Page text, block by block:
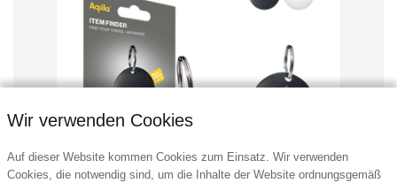
Wir verwenden Cookies
Auf dieser Website kommen Cookies zum Einsatz. Wir verwenden
Cookies, die notwendig sind, um die Inhalte der Website ordnungsgemäß